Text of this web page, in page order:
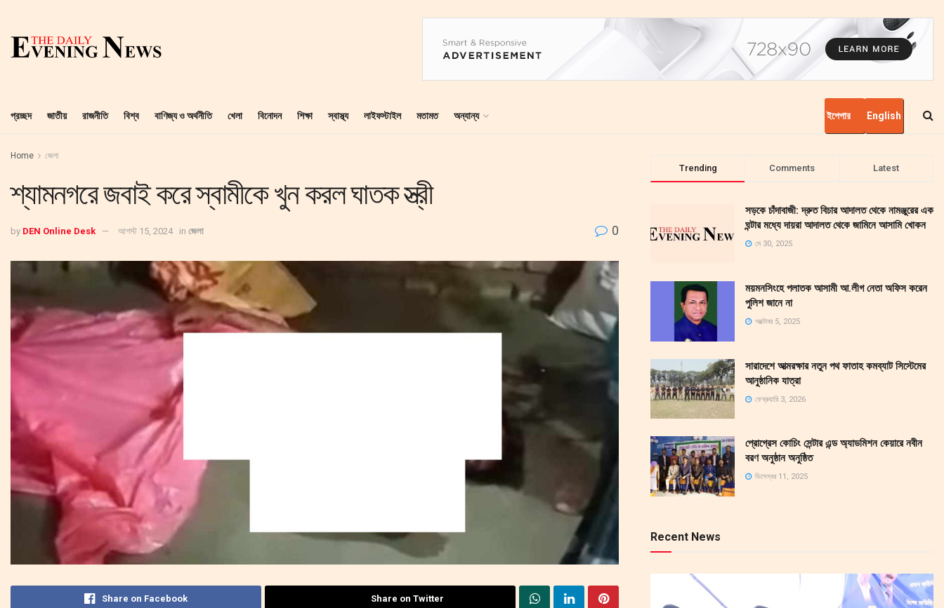
প্রচ্ছদ জাতীয় রাজনীতি বিশ্ব বাণিজ্য ও অর্থনীতি খেলা বিনোদন শিক্ষা স্বাস্থ্য লাইফস্টাইল মতামত অন্যান্য ইপেপার English
Home জেলা
শ্যামনগরে জবাই করে স্বামীকে খুন করল ঘাতক স্ত্রী
by DEN Online Desk আগস্ট 15, 2024 in জেলা 0
Share on Facebook Share on Twitter
Trending Comments Latest
সড়কে চাঁদাবাজী: দ্রুত বিচার আদালত থেকে নামঞ্জুরের এক
ঘন্টার মধ্যে দায়রা আদালত থেকে জামিনে আসামি খোকন
মে 30, 2025
ময়মনসিংহে পলাতক আসামী আ.লীগ নেতা অফিস করেন
পুলিশ জানে না
অক্টোবর 5, 2025
সারাদেশে আত্মরক্ষার নতুন পথ ফাতাহ কমব্যাট সিস্টেমের
আনুষ্ঠানিক যাত্রা
ফেব্রুয়ারি 3, 2026
প্রোগ্রেস কোচিং সেন্টার এন্ড অ্যাডমিশন কেয়ারে নবীন
বরণ অনুষ্ঠান অনুষ্ঠিত
ডিসেম্বর 11, 2025
Recent News